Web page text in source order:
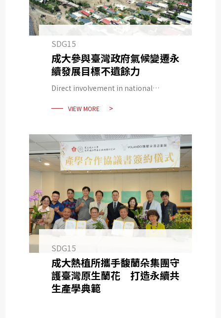
SDG15
成大參與臺灣政府氣候變遷永
續發展目標不遺餘力
Direct involvement in national
– life on land
VIEW MORE
SDG15
成大熱植所攜手馥蘭朵集團守
護臺灣原生蘭花 打造永續共
生產學典範